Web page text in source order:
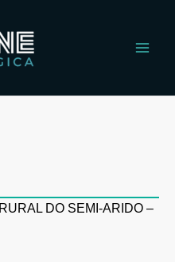
DO SEMI-ARIDO –